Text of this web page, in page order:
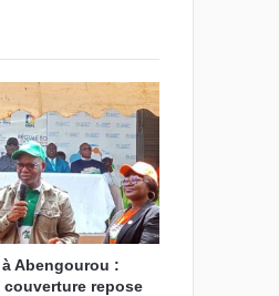
Abengourou :
couverture repose